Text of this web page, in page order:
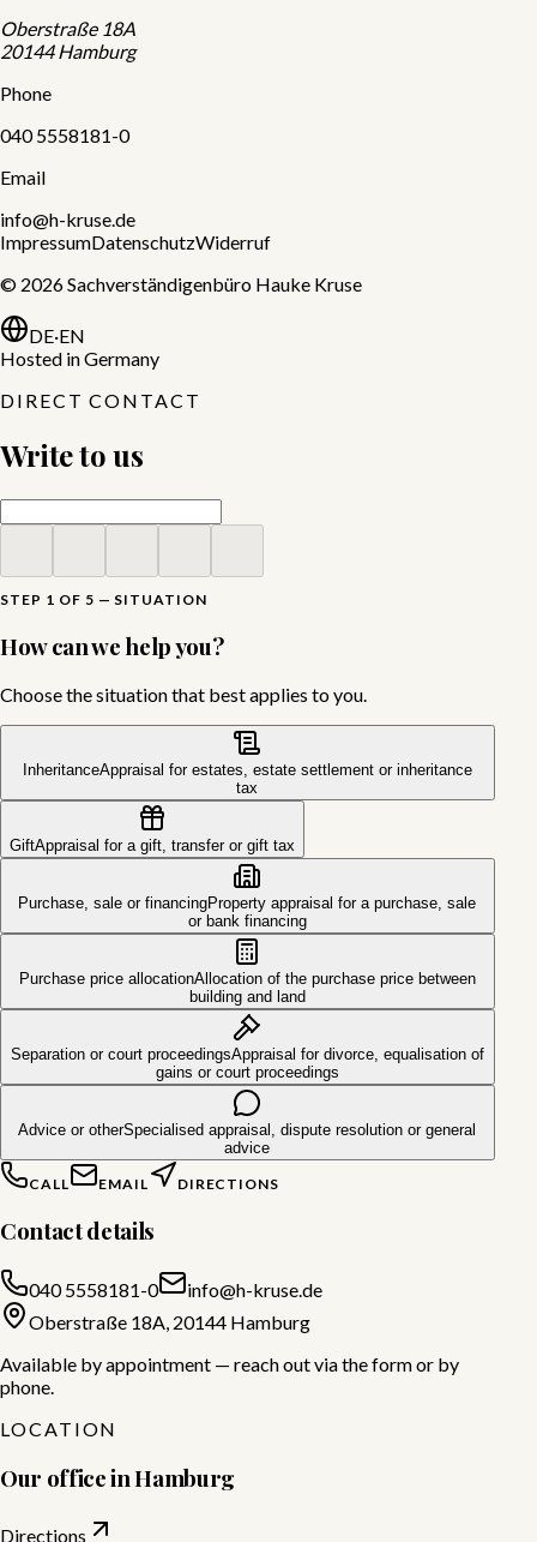
Oberstraße 18A
20144 Hamburg
Phone
040 5558181-0
Email
info@h-kruse.de
ImpressumDatenschutzWiderruf
© 2026Sachverständigenbüro Hauke Kruse
DE·EN
Hosted in Germany
DIRECT CONTACT
Write to us
STEP 1 OF 5 — SITUATION
How can we help you?
Choose the situation that best applies to you.
InheritanceAppraisal for estates, estate settlement or inheritance
tax
GiftAppraisal for a gift, transfer or gift tax
Purchase, sale or financingProperty appraisal for a purchase, sale
or bank financing
Purchase price allocationAllocation of the purchase price between
building and land
Separation or court proceedingsAppraisal for divorce, equalisation of
gains or court proceedings
Advice or otherSpecialised appraisal, dispute resolution or general
advice
CALL
EMAIL DIRECTIONS
Contact details
040 5558181-0
info@h-kruse.de
Oberstraße 18A, 20144 Hamburg
Available by appointment — reach out via the form or by
phone.
LOCATION
Our office in Hamburg
Directions